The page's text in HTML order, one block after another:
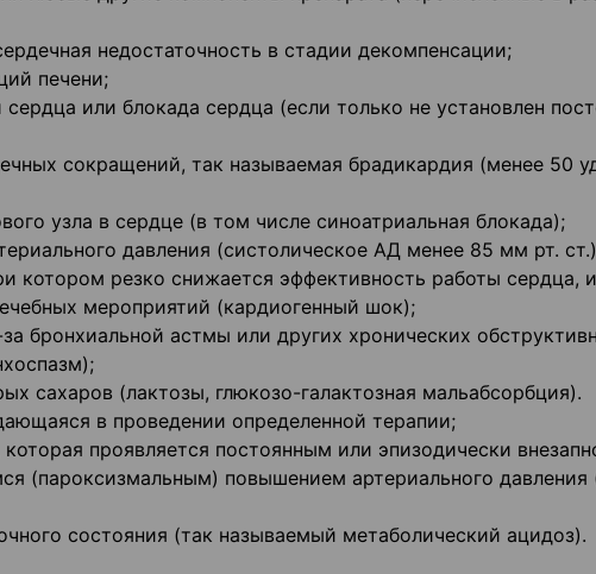
недостаточность в стадии декомпенсации;
печени;
или блокада сердца (если только не установлен
сокращений, так называемая брадикардия (менее 50
узла в сердце (в том числе синоатриальная блокада);
давления (систолическое АД менее 85 мм рт.
котором резко снижается эффективность работы сердца, и
мероприятий (кардиогенный шок);
бронхиальной астмы или других хронических
сахаров (лактозы, глюкозо-галактозная мальабсорбция).
в проведении определенной терапии;
проявляется постоянным или эпизодически
(пароксизмальным) повышением артериального давления
состояния (так называемый метаболический ацидоз).